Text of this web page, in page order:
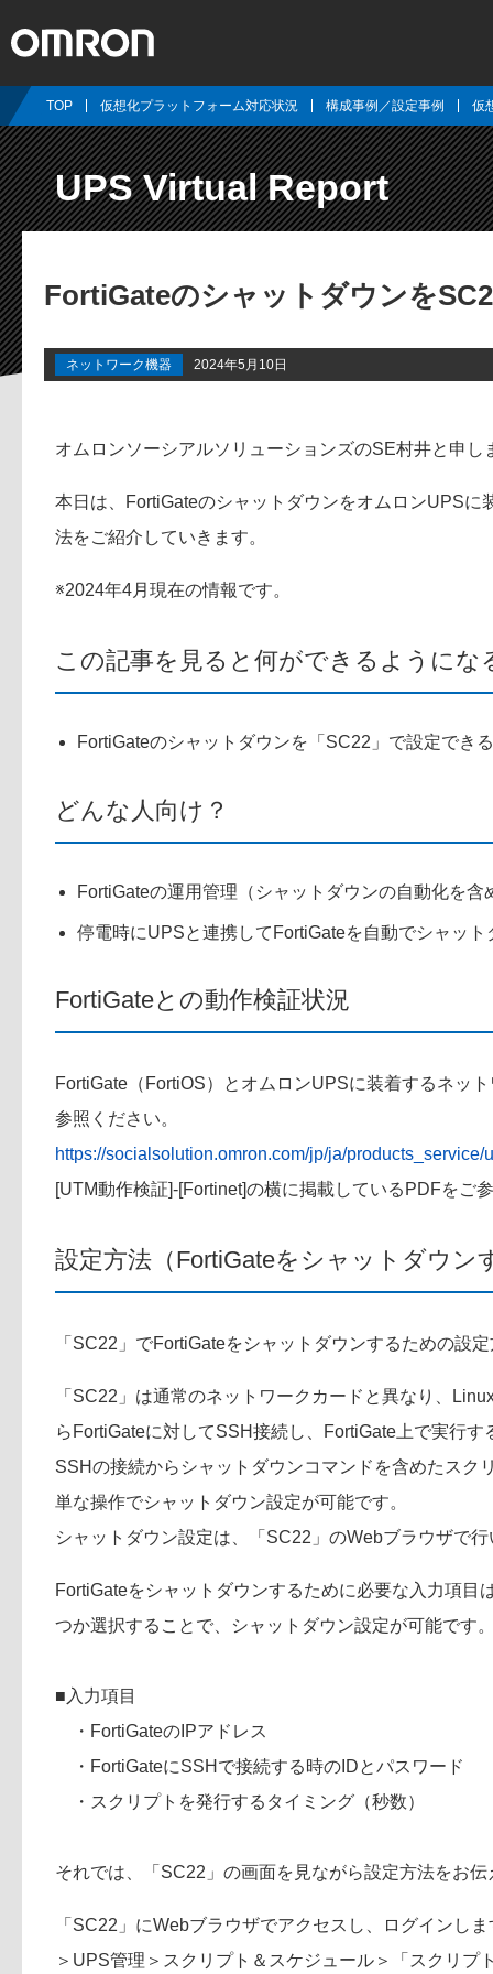
TOP 仮想化プラットフォーム対応状況 構成事例／設定事例 仮
UPS Virtual Report
FortiGateのシャットダウンを
ネットワーク機器 2024年5月10日
オムロンソーシアルソリューションズのSE村井と申し
本日は、FortiGateのシャットダウンをオムロンUPS
法をご紹介していきます。
※2024年4月現在の情報です。
この記事を見ると何ができるようにな
FortiGateのシャットダウンを「SC22」で設定でき
どんな人向け？
FortiGateの運用管理（シャットダウンの自動化を含
停電時にUPSと連携してFortiGateを自動でシャット
FortiGateとの動作検証状況
FortiGate（FortiOS）とオムロンUPSに装着するネッ
参照ください。
https://socialsolution.omron.com/jp/ja/
[UTM動作検証]-[Fortinet]の横に掲載しているPDFをご
設定方法（FortiGateをシャットダウン
「SC22」でFortiGateをシャットダウンするための設
「SC22」は通常のネットワークカードと異なり、
らFortiGateに対してSSH接続し、FortiGate上で実行
SSHの接続からシャットダウンコマンドを含めたス
単な操作でシャットダウン設定が可能です。
シャットダウン設定は、「SC22」のWebブラウザで
FortiGateをシャットダウンするために必要な入力項
つか選択することで、シャットダウン設定が可能です
■入力項目
・FortiGateのIPアドレス
・FortiGateにSSHで接続する時のIDとパスワード
・スクリプトを発行するタイミング（秒数）
それでは、「SC22」の画面を見ながら設定方法をお伝
「SC22」にWebブラウザでアクセスし、ログインしま
＞UPS管理＞スクリプト＆スケジュール＞「スクリ